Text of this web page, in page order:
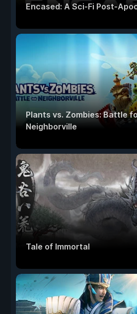
Encased: A Sci-Fi Post-
Plants vs. Zombies: Battle
Neighborville
Tale of Immortal